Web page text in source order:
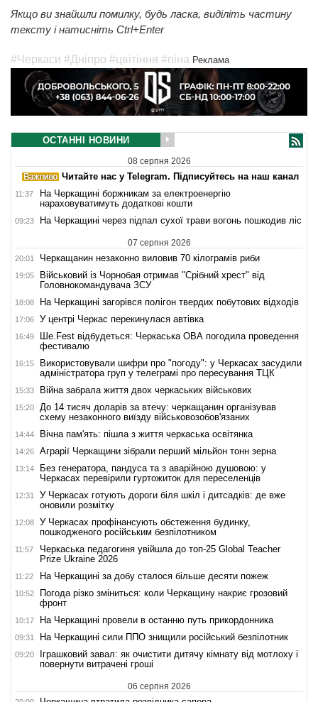
Якщо ви знайшли помилку, будь ласка, виділіть частину
тексту і натисніть Ctrl+Enter
#Черкаси #Дніпро #цвітіння #піна Реклама
ОСТАННІ НОВИНИ
08 серпня 2026
Читайте нас у Telegram. Підписуйтесь на наш канал
11:37
На Черкащині боржникам за електроенергію
нараховуватимуть додаткові кошти
09:23 На Черкащині через підпал сухої трави вогонь пошкодив ліс
07 серпня 2026
20:01 Черкащанин незаконно виловив 70 кілограмів риби
19:05
Військовий із Чорнобая отримав "Срібний хрест" від
Головнокомандувача ЗСУ
18:08 На Черкащині загорівся полігон твердих побутових відходів
17:06 У центрі Черкас перекинулася автівка
16:49
Ше.Fest відбудеться: Черкаська ОВА погодила проведення
фестивалю
16:15
Використовували шифри про "погоду": у Черкасах засудили
адміністратора груп у телеграмі про пересування ТЦК
15:33 Війна забрала життя двох черкаських військових
15:20
До 14 тисяч доларів за втечу: черкащанин організував
схему незаконного виїзду військовозобов'язаних
14:44 Вічна пам'ять: пішла з життя черкаська освітянка
14:26 Аграрії Черкащини зібрали перший мільйон тонн зерна
13:14
Без генератора, пандуса та з аварійною душовою: у
Черкасах перевірили гуртожиток для переселенців
12:31
У Черкасах готують дороги біля шкіл і дитсадків: де вже
оновили розмітку
12:08
У Черкасах профінансують обстеження будинку,
пошкодженого російським безпілотником
11:57
Черкаська педагогиня увійшла до топ-25 Global Teacher
Prize Ukraine 2026
11:22 На Черкащині за добу сталося більше десяти пожеж
10:52
Погода різко зміниться: коли Черкащину накриє грозовий
фронт
10:17 На Черкащині провели в останню путь прикордонника
09:31 На Черкащині сили ППО знищили російський безпілотник
09:20
Іграшковий завал: як очистити дитячу кімнату від мотлоху і
повернути витрачені гроші
06 серпня 2026